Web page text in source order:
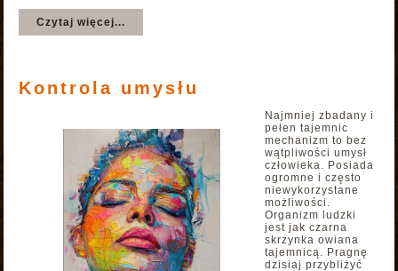
Czytaj więcej...
Kontrola umysłu
Najmniej zbadany i
pełen tajemnic
mechanizm to bez
wątpliwości umysł
człowieka. Posiada
ogromne i często
niewykorzystane
możliwości.
Organizm ludzki
jest jak czarna
skrzynka owiana
tajemnicą. Pragnę
dzisiaj przybliżyć